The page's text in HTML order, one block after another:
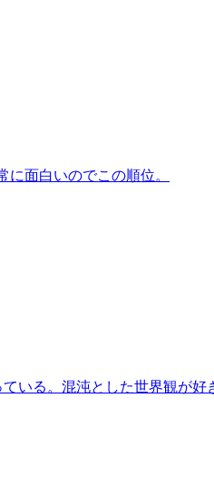
面白いのでこの順位。
いる。混沌とした世界観が好